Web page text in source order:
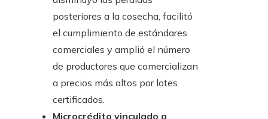
posteriores a la cosecha, facilitó
el cumplimiento de estándares
comerciales y amplió el número
de productores que comercializan
a precios más altos por lotes
certificados.
Microcrédito vinculado a